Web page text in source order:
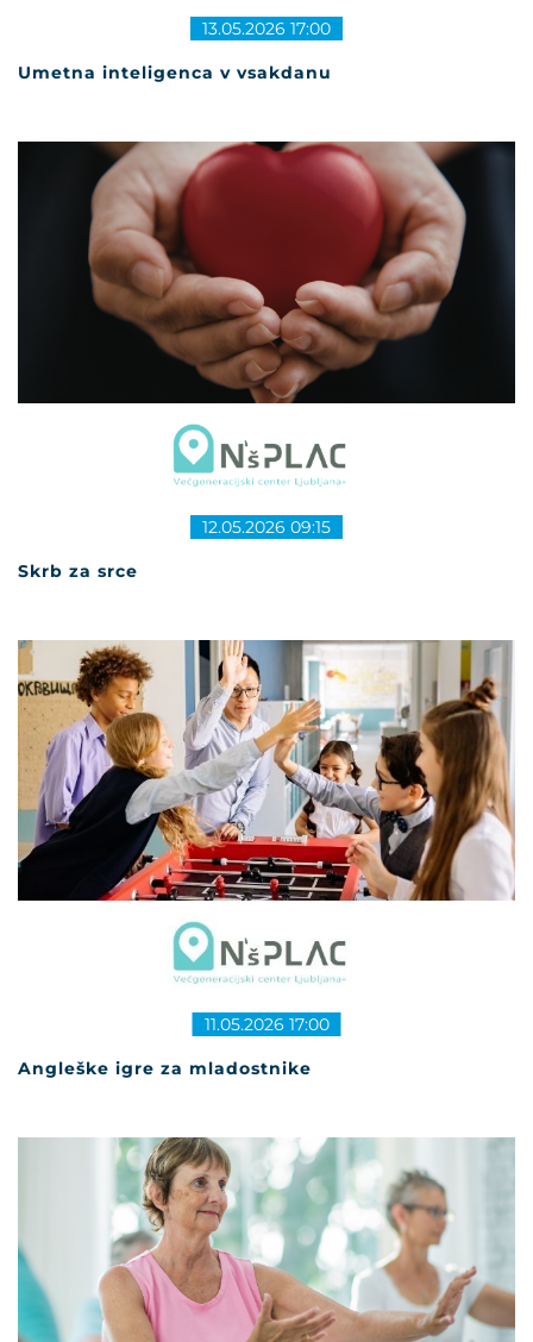
Umetna inteligenca v vsakdanu
13.05.2026 17:00
Skrb za srce
12.05.2026 09:15
Angleške igre za mladostnike
11.05.2026 17:00